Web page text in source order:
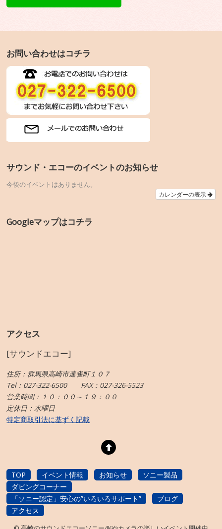
お問い合わせはコチラ
サウンド・エコーのイベントのお知らせ
今後のイベントはありません。
カレンダーの表示
Googleマップはコチラ
アクセス
[サウンドエコー]
住所：群馬県高崎市連雀町１０７
Tel：027-322-6500 FAX：027-326-5523
営業時間：１０：００～１９：００
定休日：水曜日
特定商取引法に基ずく記載
TOP イベント情報 お知らせ
ソニー製品
ダビングコーナー
「ソニー認定」安心の”いろいろサポート”
ブログ
アクセス